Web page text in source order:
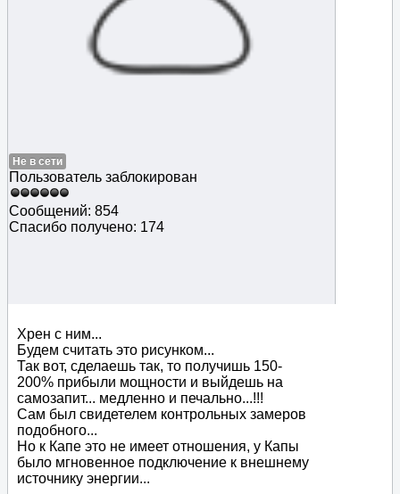
Не в сети
Пользователь заблокирован
Сообщений: 854
Спасибо получено: 174
Хрен с ним...
Будем считать это рисунком...
Так вот, сделаешь так, то получишь 150-
200% прибыли мощности и выйдешь на
самозапит... медленно и печально...!!!
Сам был свидетелем контрольных замеров
подобного...
Но к Капе это не имеет отношения, у Капы
было мгновенное подключение к внешнему
источнику энергии...